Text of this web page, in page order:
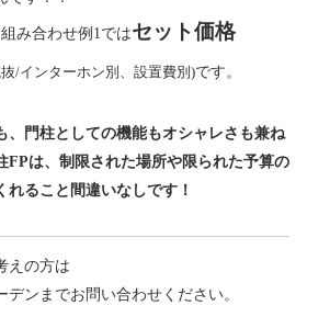
み合わせ例1ではセット価格
/インターホン別、設置費別)です。
、門柱としての機能もオシャレさも兼ね
は、 制限された場所や限られた予算の
れること間違いなしです！
えの方は
デンまでお問い合わせください。